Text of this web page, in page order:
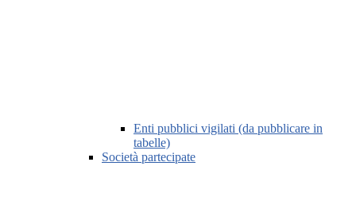
Enti pubblici vigilati (da pubblicare in
tabelle)
Società partecipate